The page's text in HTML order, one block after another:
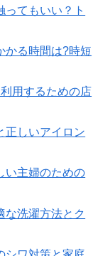
ってもいい？ト
かる時間は?時短
用するための店
正しいアイロン
い主婦のための
な洗濯方法とク